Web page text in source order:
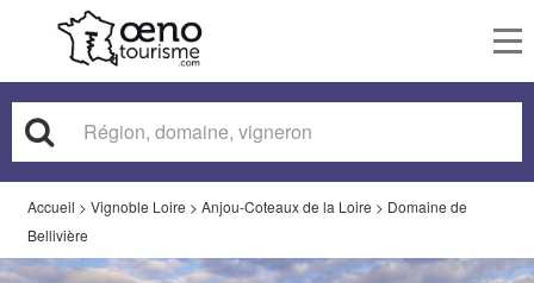
Accueil > Vignoble Loire > Anjou-Coteaux de la Loire > Domaine de
Bellivière